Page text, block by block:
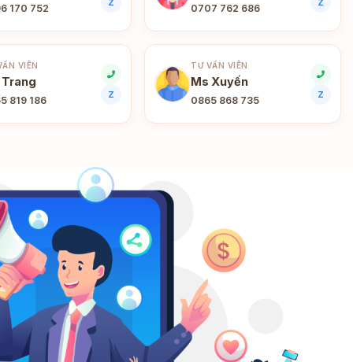
170 752
Z
0707 762 686
Z
VIÊN
819 186
Z
TƯ VẤN VIÊN
Ms Xuyến
0865 868 735
Z